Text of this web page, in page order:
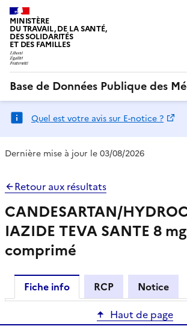
MINISTÈRE
DU TRAVAIL, DE LA SANTÉ,
DES SOLIDARITÉS
ET DES FAMILLES
Base de Données Publique des
Quel est votre avis sur E-notice ?
Dernière mise à jour le 03/08/2026
Retour aux résultats
CANDESARTAN/
IAZIDE TEVA SANTE 8
comprimé
Fiche info RCP
Notice
Haut de page